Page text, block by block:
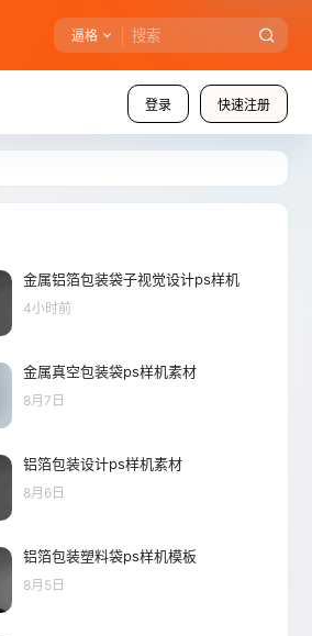
逼格
登录 快速注册
金属铝箔包装袋子视觉设计ps样机
4小时前
金属真空包装袋ps样机素材
8月7日
铝箔包装设计ps样机素材
8月6日
铝箔包装塑料袋ps样机模板
8月5日